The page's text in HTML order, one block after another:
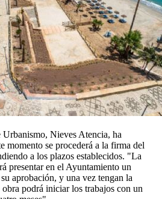
Urbanismo, Nieves Atencia, ha
momento se procederá a la firma del
a los plazos establecidos. "La
presentar en el Ayuntamiento un
aprobación, y una vez tengan la
podrá iniciar los trabajos con un